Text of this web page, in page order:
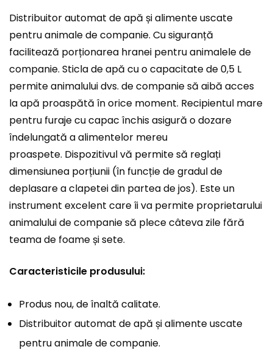
Distribuitor automat de apă și alimente uscate
pentru animale de companie. Cu siguranță
facilitează porționarea hranei pentru animalele de
companie. Sticla de apă cu o capacitate de 0,5 L
permite animalului dvs. de companie să aibă acces
la apă proaspătă în orice moment. Recipientul mare
pentru furaje cu capac închis asigură o dozare
îndelungată a alimentelor mereu
proaspete. Dispozitivul vă permite să reglați
dimensiunea porțiunii (în funcție de gradul de
deplasare a clapetei din partea de jos). Este un
instrument excelent care îi va permite proprietarului
animalului de companie să plece câteva zile fără
teama de foame și sete.
Caracteristicile produsului:
Produs nou, de înaltă calitate.
Distribuitor automat de apă și alimente uscate
pentru animale de companie.